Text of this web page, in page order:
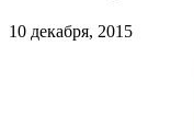
10 декабря, 2015